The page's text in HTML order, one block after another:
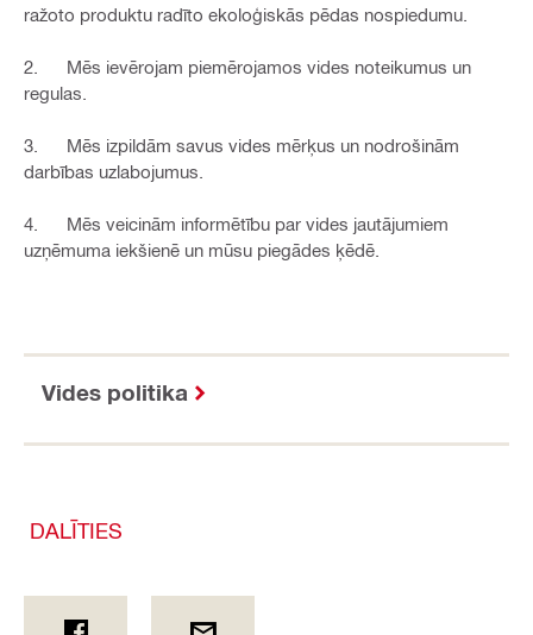
ražoto produktu radīto ekoloģiskās pēdas nospiedumu.
2. Mēs ievērojam piemērojamos vides noteikumus un
regulas.
3. Mēs izpildām savus vides mērķus un nodrošinām
darbības uzlabojumus.
4. Mēs veicinām informētību par vides jautājumiem
uzņēmuma iekšienē un mūsu piegādes ķēdē.
Vides politika
DALĪTIES